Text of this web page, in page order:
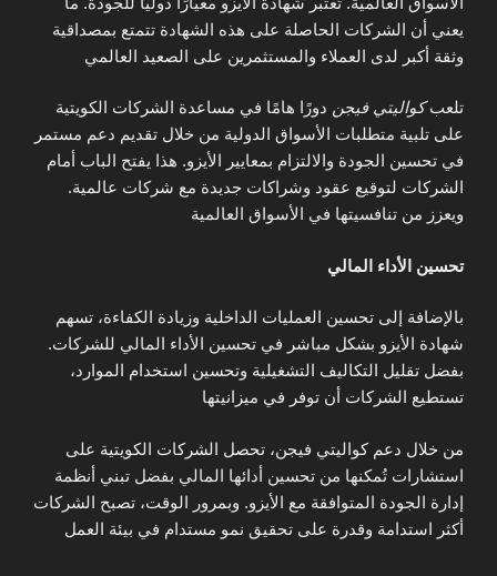
يعني أن الشركات الحاصلة على هذه الشهادة تتمتع بمصداقية
وثقة أكبر لدى العملاء والمستثمرين على الصعيد العالمي
تلعبكواليتي فيجن دورًا هامًا في مساعدة الشركات الكويتية
على تلبية متطلبات الأسواق الدولية من خلال تقديم دعم مستمر
في تحسين الجودة والالتزام بمعايير الأيزو. هذا يفتح الباب أمام
الشركات لتوقيع عقود وشراكات جديدة مع شركات عالمية.
ويعزز من تنافسيتها في الأسواق العالمية
تحسين الأداء المالي
بالإضافة إلى تحسين العمليات الداخلية وزيادة الكفاءة، تسهم
شهادة الأيزو بشكل مباشر في تحسين الأداء المالي للشركات.
بفضل تقليل التكاليف التشغيلية وتحسين استخدام الموارد،
تستطيع الشركات أن توفر في ميزانيتها
من خلال دعم كواليتي فيجن، تحصل الشركات الكويتية على
استشارات تُمكنها من تحسين أدائها المالي بفضل تبني أنظمة
إدارة الجودة المتوافقة مع الأيزو. وبمرور الوقت، تصبح الشركات
أكثر استدامة وقدرة على تحقيق نمو مستدام في بيئة العمل